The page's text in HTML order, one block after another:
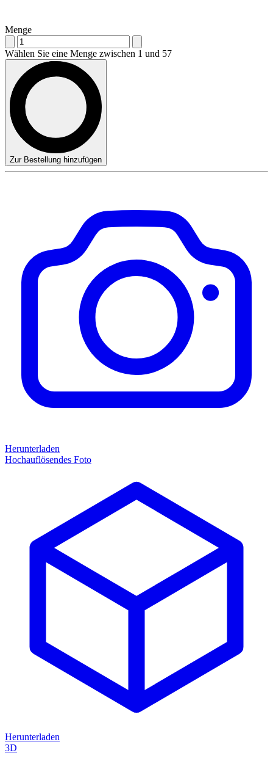
Menge
Wählen Sie eine Menge zwischen 1 und 57
Zur Bestellung hinzufügen
Herunterladen
Hochauflösendes Foto
Herunterladen
3D